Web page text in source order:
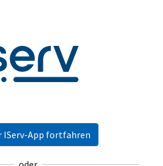
IServ-App fortfahren